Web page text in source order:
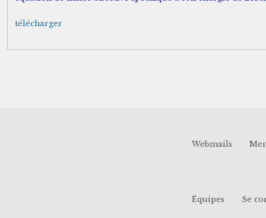
télécharger
Webmails
Équipes Se